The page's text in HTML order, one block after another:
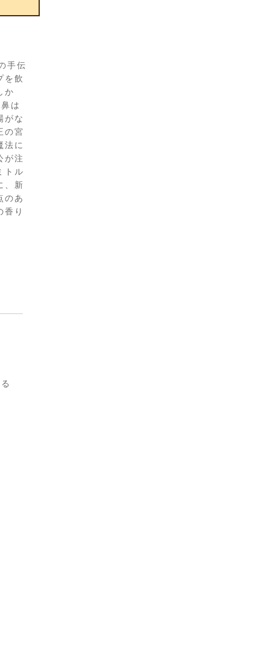
手伝
を飲
か
は
がな
の宮
法に
が注
トル
、新
のあ
香り